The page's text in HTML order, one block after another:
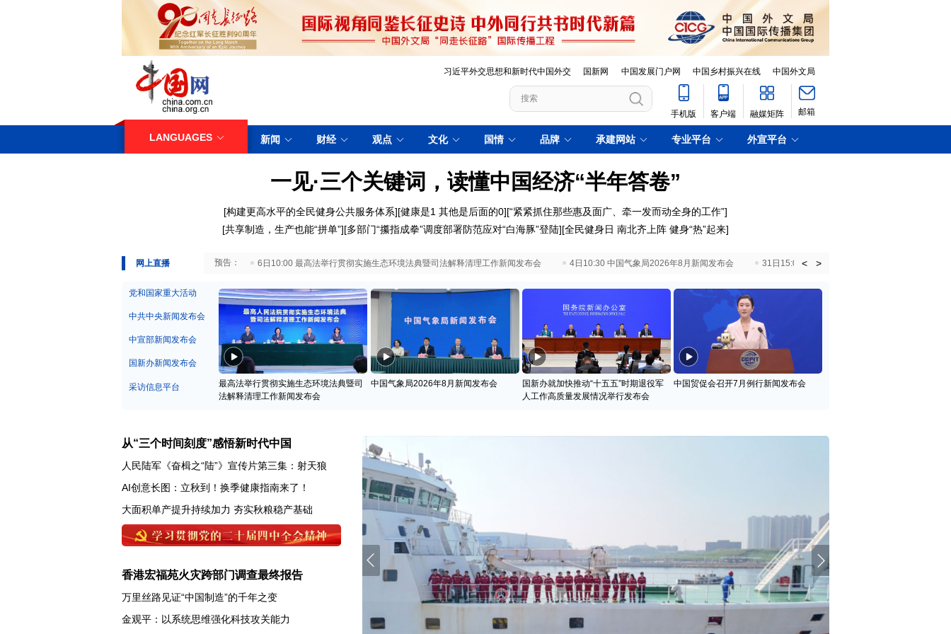
习近平外交思想和新时代中国外交 国新网 中国发展门户网 中国乡村振兴在线 中国外文局
手机版 客户端 融媒矩阵 邮箱
LANGUAGES 新闻 财经 观点 文化 国情 品牌 承建网站 专业平台 外宣平台
一见·三个关键词，读懂中国经济“半年答卷”
[构建更高水平的全民健身公共服务体系][健康是1 其他是后面的0][“紧紧抓住那些惠及面广、牵一发而动全身的工作”]
[共享制造，生产也能“拼单”][多部门“攥指成拳”调度部署防范应对“白海豚”登陆][全民健身日 南北齐上阵 健身“热”起来]
网上直播
29日10:00 国务院台湾事务办公室7月29日举行新闻发布会 6日10:00 最高法举行贯彻实施生态环境法典暨司法解释清理工作新闻发布会 4日10:30 中国气象局2026年8月新闻发布会 31日15:00 国新办就加快推动“十五五”时期退役
< >
党和国家重大活动
中共中央新闻发布会
中宣部新闻发布会
国新办新闻发布会
采访信息平台
最高法举行贯彻实施生态环境法典暨司
法解释清理工作新闻发布会
中国气象局2026年8月新闻发布会
国新办就加快推动“十五五”时期退役军
人工作高质量发展情况举行发布会
中国贸促会召开7月例行新闻发布会
从“三个时间刻度”感悟新时代中国
人民陆军《奋楫之“陆”》宣传片第三集：射天狼
AI创意长图：立秋到！换季健康指南来了！
大面积单产提升持续加力 夯实秋粮稳产基础
香港宏福苑火灾跨部门调查最终报告
万里丝路见证“中国制造”的千年之变
金观平：以系统思维强化科技攻关能力